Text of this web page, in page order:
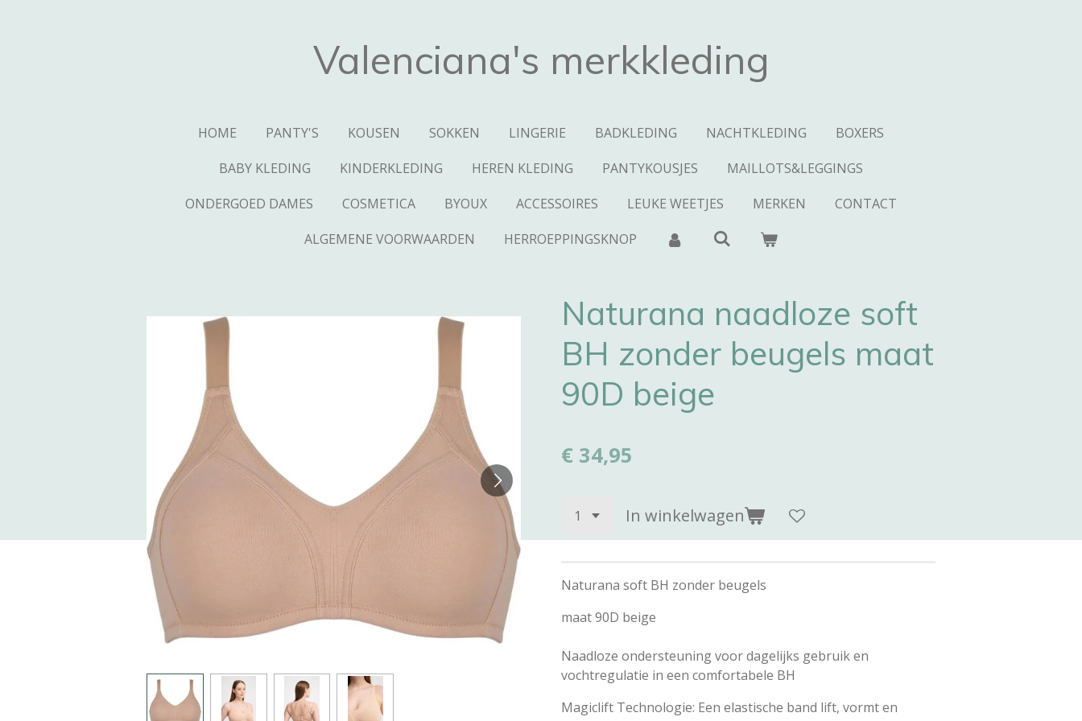
Valenciana's merkkleding
HOME PANTY'S KOUSEN SOKKEN LINGERIE BADKLEDING NACHTKLEDING
BOXERS
BABY KLEDING
KINDERKLEDING HEREN KLEDING PANTYKOUSJES
MAILLOTS&LEGGINGS
ONDERGOED DAMES
COSMETICA BYOUX ACCESSOIRES LEUKE WEETJES MERKEN
CONTACT
ALGEMENE VOORWAARDEN
HERROEPPINGSKNOP
Naturana naadloze soft
BH zonder beugels maat
90D beige
€ 34,95
In winkelwagen
Naturana soft BH zonder beugels
maat 90D beige
Naadloze ondersteuning voor dagelijks gebruik en
vochtregulatie in een comfortabele BH
Magiclift Technologie: Een elastische band lift, vormt en